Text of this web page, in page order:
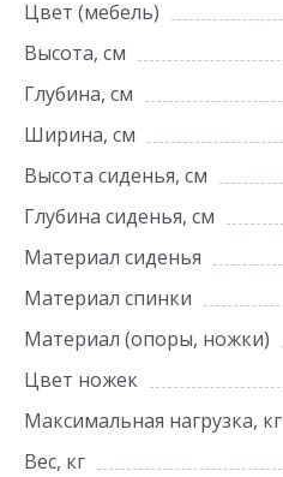
Цвет (мебель)
Высота, см
Глубина, см
Ширина, см
Высота сиденья, см
Глубина сиденья, см
Материал сиденья
Материал спинки
Материал (опоры, ножки)
Цвет ножек
Максимальная нагрузка, кг
Вес, кг